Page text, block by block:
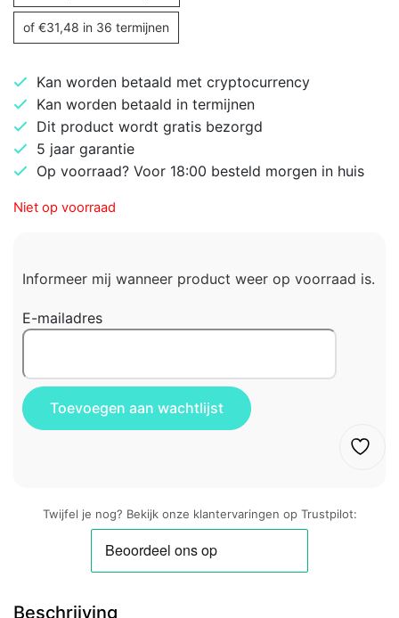
of €31,48 in 36 termijnen
Kan worden betaald met cryptocurrency
Kan worden betaald in termijnen
Dit product wordt gratis bezorgd
5 jaar garantie
Op voorraad? Voor 18:00 besteld morgen in huis
Niet op voorraad
Informeer mij wanneer product weer op voorraad is.
E-mailadres
Twijfel je nog? Bekijk onze klantervaringen op Trustpilot:
Beschrijving